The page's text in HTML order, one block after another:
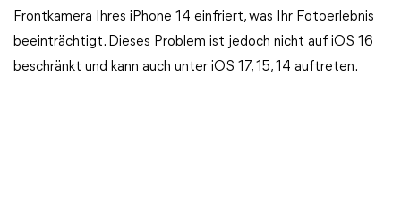
Frontkamera Ihres iPhone 14 einfriert, was Ihr Fotoerlebnis
beeinträchtigt. Dieses Problem ist jedoch nicht auf iOS 16
beschränkt und kann auch unter iOS 17, 15, 14 auftreten.